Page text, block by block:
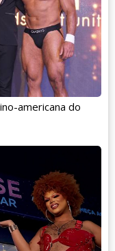
americana do